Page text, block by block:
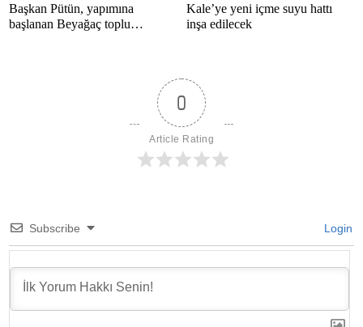
Başkan Pütün, yapımına
başlanan Beyağaç toplu
Kale’ye yeni içme suyu hattı
inşa edilecek
0
Article Rating
Subscribe Login